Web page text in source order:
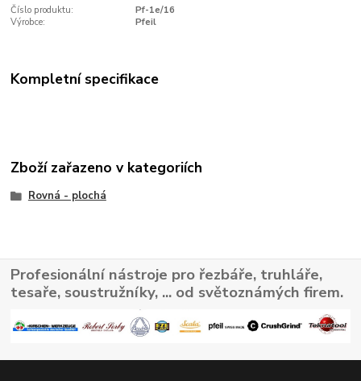
Číslo produktu:
Pf-1e/16
Výrobce:
Pfeil
Kompletní specifikace
Zboží zařazeno v kategoriích
Rovná - plochá
Profesionální nástroje pro řezbáře, truhláře,
tesaře, soustružníky, ... od světoznámých firem.